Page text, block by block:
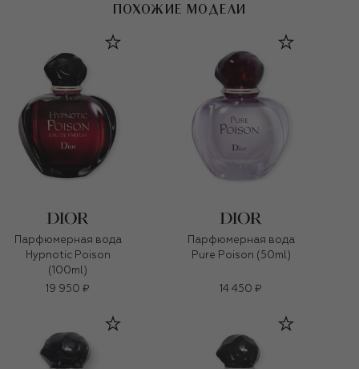
ПОХОЖИЕ МОДЕЛИ
Парфюмерная вода
Hypnotic Poison
(100ml)
19 950 ₽
Парфюмерная вода
Pure Poison (50ml)
14 450 ₽